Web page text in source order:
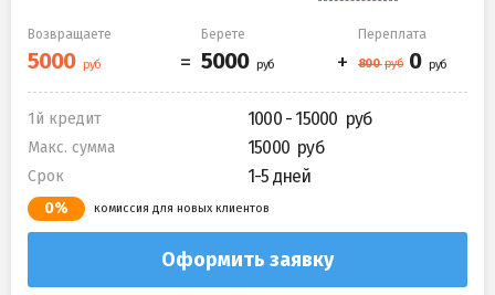
Возвращаете Берете Переплата
1й кредит 1000 - 15000
Макс. сумма 15000
Срок 1-5 дней
0% комиссия для новых клиентов
Оформить заявку